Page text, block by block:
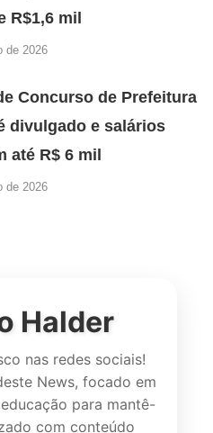
R$1,6 mil
de 2026
Concurso de Prefeitura
divulgado e salários
até R$ 6 mil
de 2026
Halder
nas redes sociais!
News, focado em
para mantê-
com conteúdo